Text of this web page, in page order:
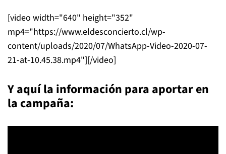
[video width="640" height="352"
mp4="https://www.eldesconcierto.cl/wp-
content/uploads/2020/07/WhatsApp-Video-2020-07-
21-at-10.45.38.mp4"][/video]
Y aquí la información para aportar en
la campaña: